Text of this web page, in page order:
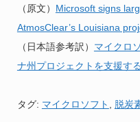
（原文） Microsoft signs
AtmosClear’s Louisiana
（日本語参考訳） マイクロ
ナ州プロジェクトを支援す
タグ: マイクロソフト , 脱炭